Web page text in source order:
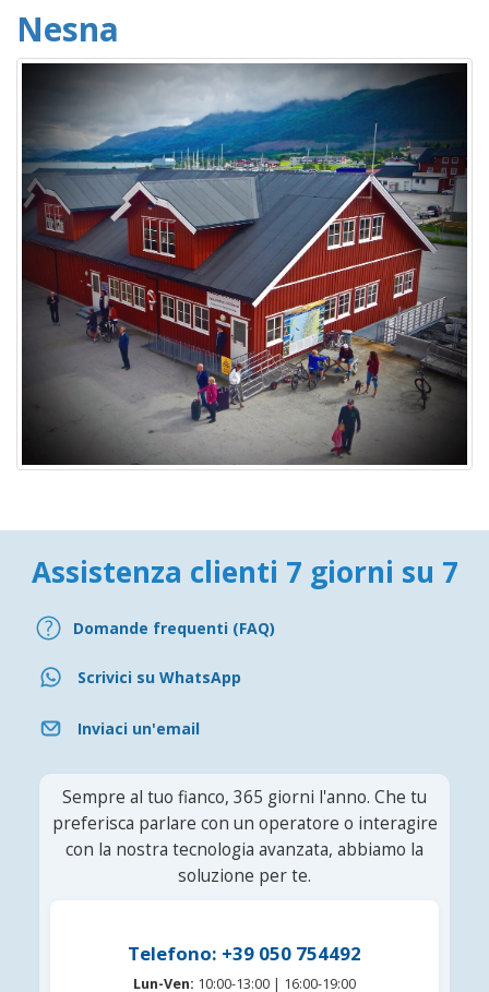
Nesna
Assistenza clienti 7 giorni su 7
Domande frequenti (FAQ)
Scrivici su WhatsApp
Inviaci un'email
Sempre al tuo fianco, 365 giorni l'anno. Che tu
preferisca parlare con un operatore o interagire
con la nostra tecnologia avanzata, abbiamo la
soluzione per te.
Telefono: +39 050 754492
Lun-Ven: 10:00-13:00 | 16:00-19:00